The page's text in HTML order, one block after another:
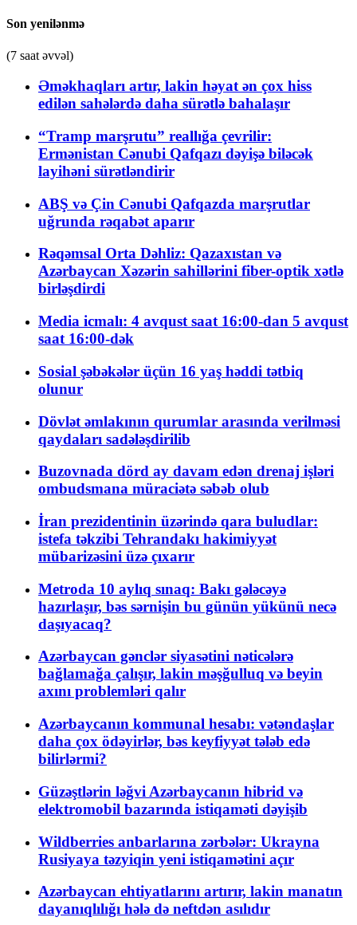
Son yenilənmə
(7 saat əvvəl)
Əməkhaqları artır, lakin həyat ən çox hiss
edilən sahələrdə daha sürətlə bahalaşır
“Tramp marşrutu” reallığa çevrilir:
Ermənistan Cənubi Qafqazı dəyişə biləcək
layihəni sürətləndirir
ABŞ və Çin Cənubi Qafqazda marşrutlar
uğrunda rəqabət aparır
Rəqəmsal Orta Dəhliz: Qazaxıstan və
Azərbaycan Xəzərin sahillərini fiber-optik xətlə
birləşdirdi
Media icmalı: 4 avqust saat 16:00-dan 5 avqust
saat 16:00-dək
Sosial şəbəkələr üçün 16 yaş həddi tətbiq
olunur
Dövlət əmlakının qurumlar arasında verilməsi
qaydaları sadələşdirilib
Buzovnada dörd ay davam edən drenaj işləri
ombudsmana müraciətə səbəb olub
İran prezidentinin üzərində qara buludlar:
istefa təkzibi Tehrandakı hakimiyyət
mübarizəsini üzə çıxarır
Metroda 10 aylıq sınaq: Bakı gələcəyə
hazırlaşır, bəs sərnişin bu günün yükünü necə
daşıyacaq?
Azərbaycan gənclər siyasətini nəticələrə
bağlamağa çalışır, lakin məşğulluq və beyin
axını problemləri qalır
Azərbaycanın kommunal hesabı: vətəndaşlar
daha çox ödəyirlər, bəs keyfiyyət tələb edə
bilirlərmi?
Güzəştlərin ləğvi Azərbaycanın hibrid və
elektromobil bazarında istiqaməti dəyişib
Wildberries anbarlarına zərbələr: Ukrayna
Rusiyaya təzyiqin yeni istiqamətini açır
Azərbaycan ehtiyatlarını artırır, lakin manatın
dayanıqlılığı hələ də neftdən asılıdır